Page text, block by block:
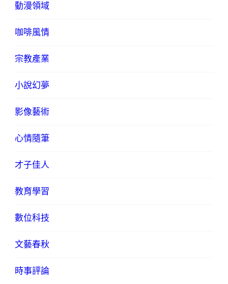
動漫領域
咖啡風情
宗教產業
小說幻夢
影像藝術
心情隨筆
才子佳人
教育學習
數位科技
文藝春秋
時事評論